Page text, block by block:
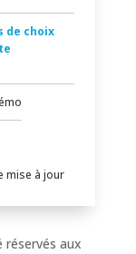
de choix
mise à jour
aux